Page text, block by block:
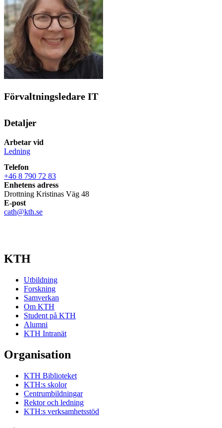
Förvaltningsledare IT
Detaljer
Arbetar vid
Ledning
Telefon
+46 8 790 72 83
Enhetens adress
Drottning Kristinas Väg 48
E-post
cath@kth.se
KTH
Utbildning
Forskning
Samverkan
Om KTH
Student på KTH
Alumni
KTH Intranät
Organisation
KTH Biblioteket
KTH:s skolor
Centrumbildningar
Rektor och ledning
KTH:s verksamhetsstöd